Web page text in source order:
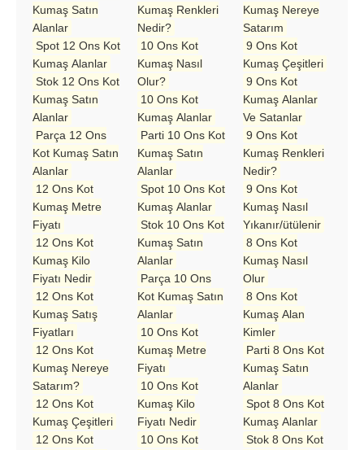
Kumaş Satın
Alanlar
Spot 12 Ons Kot
Kumaş Alanlar
Stok 12 Ons Kot
Kumaş Satın
Alanlar
Parça 12 Ons
Kot Kumaş Satın
Alanlar
12 Ons Kot
Kumaş Metre
Fiyatı
12 Ons Kot
Kumaş Kilo
Fiyatı Nedir
12 Ons Kot
Kumaş Satış
Fiyatları
12 Ons Kot
Kumaş Nereye
Satarım?
12 Ons Kot
Kumaş Çeşitleri
12 Ons Kot
Kumaş Renkleri
Nedir?
10 Ons Kot
Kumaş Nasıl
Olur?
10 Ons Kot
Kumaş Alanlar
Parti 10 Ons Kot
Kumaş Satın
Alanlar
Spot 10 Ons Kot
Kumaş Alanlar
Stok 10 Ons Kot
Kumaş Satın
Alanlar
Parça 10 Ons
Kot Kumaş Satın
Alanlar
10 Ons Kot
Kumaş Metre
Fiyatı
10 Ons Kot
Kumaş Kilo
Fiyatı Nedir
10 Ons Kot
Kumaş Nereye
Satarım
9 Ons Kot
Kumaş Çeşitleri
9 Ons Kot
Kumaş Alanlar
Ve Satanlar
9 Ons Kot
Kumaş Renkleri
Nedir?
9 Ons Kot
Kumaş Nasıl
Yıkanır/ütülenir
8 Ons Kot
Kumaş Nasıl
Olur
8 Ons Kot
Kumaş Alan
Kimler
Parti 8 Ons Kot
Kumaş Satın
Alanlar
Spot 8 Ons Kot
Kumaş Alanlar
Stok 8 Ons Kot